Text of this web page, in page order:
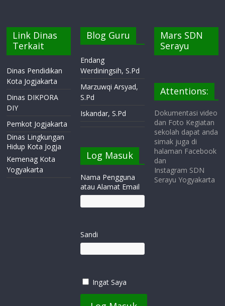
Link Dinas
Terkait
Dinas Pendidikan
Kota Jogjakarta
Dinas DIKPORA
DIY
Pemkot Jogjakarta
Dinas Lingkungan
Hidup Kota Jogja
Kemenag Kota
Yogyakarta
Blog Guru
Endang
Werdiningsih, S.Pd
Marzuwqi Arsyad,
S.Pd
Iskandar, S.Pd
Log Masuk
Nama Pengguna
atau Alamat Email
Sandi
Ingat Saya
Mars SDN
Serayu
Attentions:
Dokumentasi video
dan Foto Kegiatan
sekolah dapat anda
simak juga di
halaman Facebook
dan
Instagram SDN
Serayu Yogyakarta